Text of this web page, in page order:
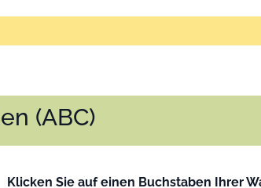
(ABC)
Klicken Sie auf einen Buchstaben Ihrer